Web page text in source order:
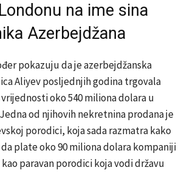
na ime sina
Azerbejdžana
pokazuju da je azerbejdžanska
Aliyev posljednjih godina trgovala
oko 540 miliona dolara u
od njihovih nekretnina prodana je
porodici, koja sada razmatra kako
plate oko 90 miliona dolara kompaniji
paravan porodici koja vodi državu